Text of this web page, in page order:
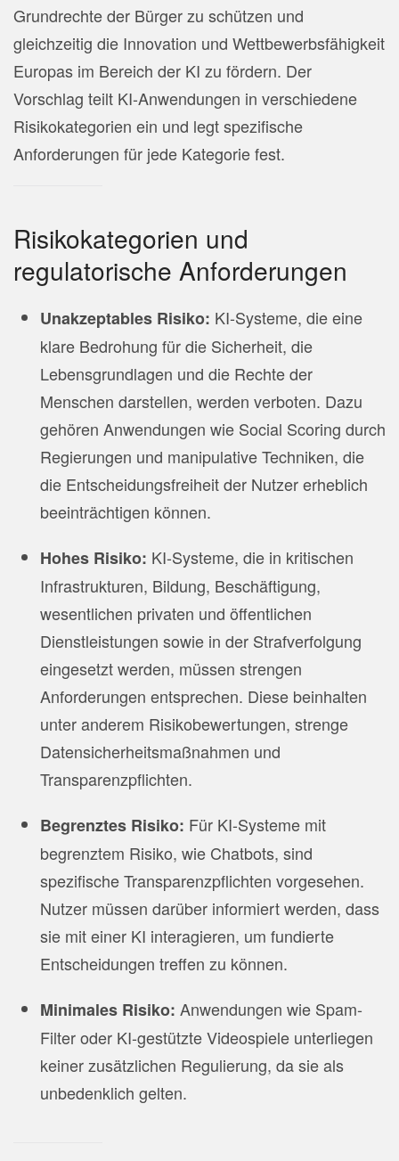
Grundrechte der Bürger zu schützen und
gleichzeitig die Innovation und Wettbewerbsfähigkeit
Europas im Bereich der KI zu fördern. Der
Vorschlag teilt KI-Anwendungen in verschiedene
Risikokategorien ein und legt spezifische
Anforderungen für jede Kategorie fest.
Risikokategorien und
regulatorische Anforderungen
Unakzeptables Risiko: KI-Systeme, die eine
klare Bedrohung für die Sicherheit, die
Lebensgrundlagen und die Rechte der
Menschen darstellen, werden verboten. Dazu
gehören Anwendungen wie Social Scoring durch
Regierungen und manipulative Techniken, die
die Entscheidungsfreiheit der Nutzer erheblich
beeinträchtigen können.
Hohes Risiko: KI-Systeme, die in kritischen
Infrastrukturen, Bildung, Beschäftigung,
wesentlichen privaten und öffentlichen
Dienstleistungen sowie in der Strafverfolgung
eingesetzt werden, müssen strengen
Anforderungen entsprechen. Diese beinhalten
unter anderem Risikobewertungen, strenge
Datensicherheitsmaßnahmen und
Transparenzpflichten.
Begrenztes Risiko: Für KI-Systeme mit
begrenztem Risiko, wie Chatbots, sind
spezifische Transparenzpflichten vorgesehen.
Nutzer müssen darüber informiert werden, dass
sie mit einer KI interagieren, um fundierte
Entscheidungen treffen zu können.
Minimales Risiko: Anwendungen wie Spam-
Filter oder KI-gestützte Videospiele unterliegen
keiner zusätzlichen Regulierung, da sie als
unbedenklich gelten.